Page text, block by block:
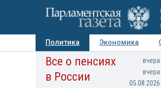
Политика Экономика
Авторы Персоны
Все о пенсиях
в России
вчера
вчера
05.08.2026